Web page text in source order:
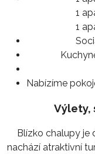
1
1
Nabízíme
Výlety,
Blízko chalupy je
nachází atraktivní